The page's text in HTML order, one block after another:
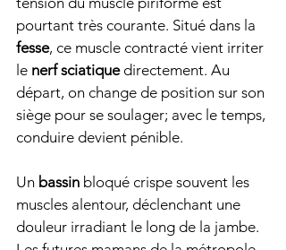
pourtant très courante. Situé dans la
fesse, ce muscle contracté vient irriter
le nerf sciatique directement. Au
départ, on change de position sur son
siège pour se soulager; avec le temps,
conduire devient pénible.
Un bassin bloqué crispe souvent les
muscles alentour, déclenchant une
douleur irradiant le long de la jambe.